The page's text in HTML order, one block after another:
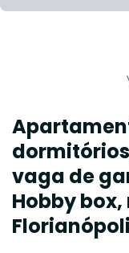
vaga de
Hobby